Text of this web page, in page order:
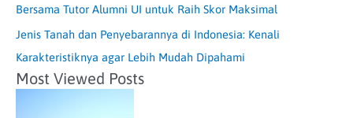
Bersama Tutor Alumni UI untuk Raih Skor Maksimal
Jenis Tanah dan Penyebarannya di Indonesia: Kenali
Karakteristiknya agar Lebih Mudah Dipahami
Most Viewed Posts